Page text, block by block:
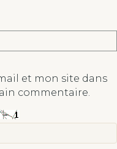
et mon site dans
commentaire.